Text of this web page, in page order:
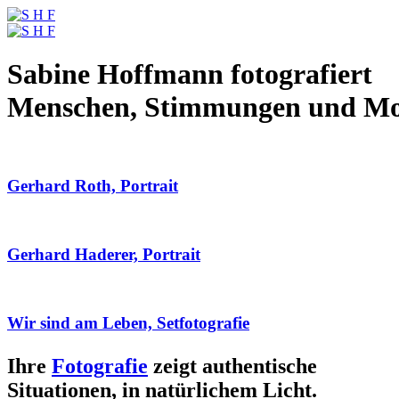
Sabine Hoffmann fotografiert
Menschen, Stimmungen und
Gerhard Roth, Portrait
Gerhard Haderer, Portrait
Wir sind am Leben, Setfotografie
Ihre Fotografie zeigt authentische
Situationen, in natürlichem Licht.